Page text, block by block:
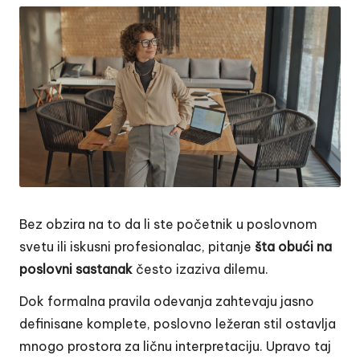
Bez obzira na to da li ste početnik u poslovnom
svetu ili iskusni profesionalac, pitanje šta obući na
poslovni sastanak često izaziva dilemu.
Dok formalna pravila odevanja zahtevaju jasno
definisane komplete, poslovno ležeran stil ostavlja
mnogo prostora za ličnu interpretaciju. Upravo taj